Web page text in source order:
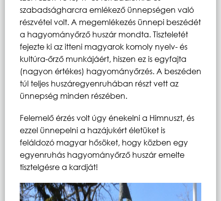
szabadságharcra emlékező ünnepségen való
részvétel volt. A megemlékezés ünnepi beszédét
a hagyományőrző huszár mondta. Tiszteletét
fejezte ki az itteni magyarok komoly nyelv- és
kultúra-őrző munkájáért, hiszen ez is egyfajta
(nagyon értékes) hagyományőrzés. A beszéden
túl teljes huszáregyenruhában részt vett az
ünnepség minden részében.
Felemelő érzés volt úgy énekelni a Himnuszt, és
ezzel ünnepelni a hazájukért életüket is
feláldozó magyar hősöket, hogy közben egy
egyenruhás hagyományőrző huszár emelte
tisztelgésre a kardját!